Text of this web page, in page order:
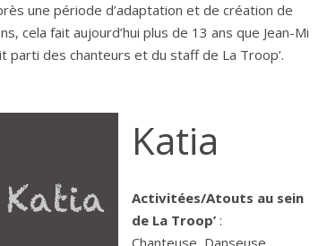
une période d’adaptation et de création de
cela fait aujourd’hui plus de 13 ans que Jean-Mi
parti des chanteurs et du staff de La Troop’.
Katia
Activitées/Atouts au sein
de La Troop’ :
Chanteuse, Danseuse,